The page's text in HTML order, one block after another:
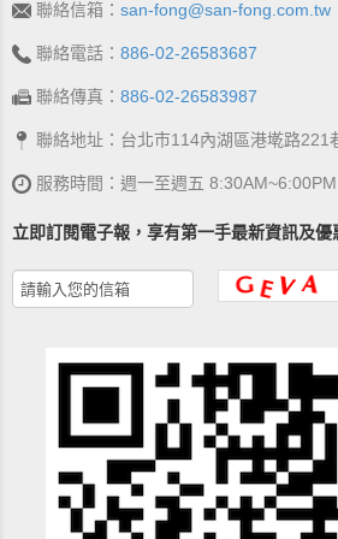
聯絡信箱： san-fong@san-fong.com.tw
聯絡電話： 886-02-26583687
聯絡傳真： 886-02-26583987
聯絡地址：台北市114內湖區港墘路
服務時間：週一至週五 8:30AM~6:00PM
立即訂閱電子報，享有第一手最新資訊及